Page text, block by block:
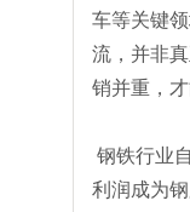
车等关键
流，并非
销并重，
钢铁行业
利润成为